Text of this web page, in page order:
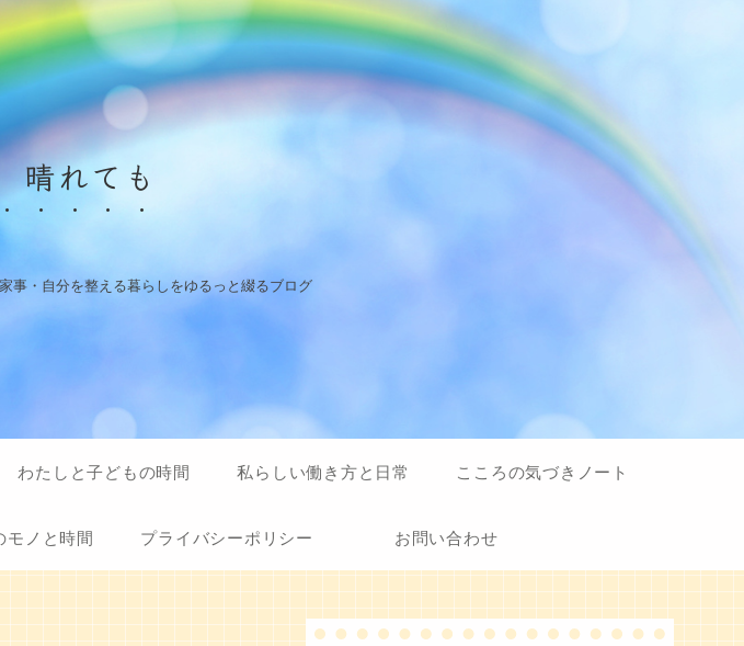
晴れても
事・自分を整える暮らしをゆるっと綴るブログ
わたしと子どもの時間 私らしい働き方と日常 こころの気づきノート
モノと時間 プライバシーポリシー お問い合わせ